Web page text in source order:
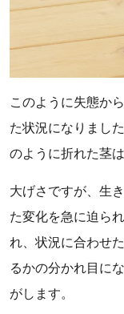
このように失態か
た状況になりまし
のように折れた茎
大げさですが、生
た変化を急に迫ら
れ、状況に合わせ
るかの分かれ目に
がします。